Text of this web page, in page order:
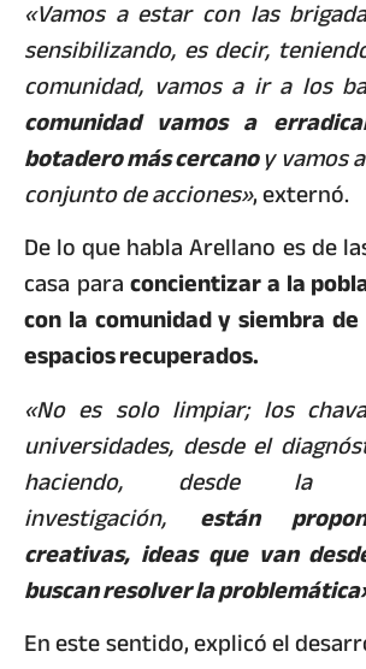
«Vamos a estar con las
sensibilizando, es decir,
comunidad, vamos a ir a los
comunidad vamos a
botadero más cercanoy vamos
conjunto de acciones», externó.
De lo que habla Arellano es de
casa paraconcientizar a la
con la comunidad y siembra
espacios recuperados.
«No es solo limpiar; los
universidades, desde el
haciendo, desde la
investigación, están
creativas, ideas que van
buscan resolver la
En este sentido, explicó el